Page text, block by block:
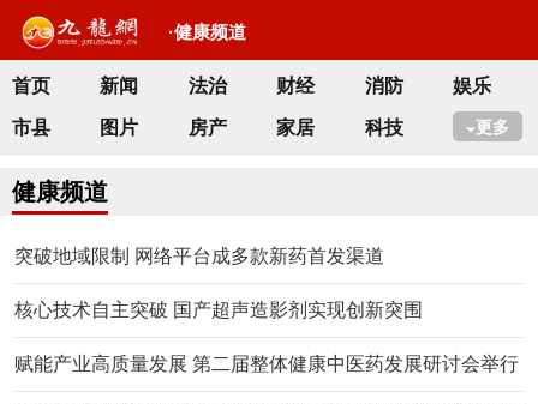
·健康频道
首页 新闻 法治 财经 消防 娱乐
市县 图片 房产 家居 科技 更多
健康频道
突破地域限制 网络平台成多款新药首发渠道
核心技术自主突破 国产超声造影剂实现创新突围
赋能产业高质量发展 第二届整体健康中医药发展研讨会举行